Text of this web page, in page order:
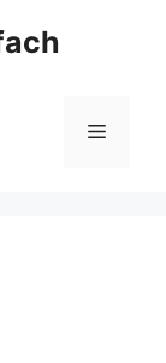
Menü